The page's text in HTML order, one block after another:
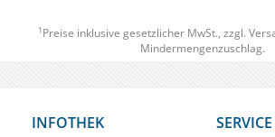
1 Preise inklusive gesetzlicher MwSt., zzgl.
Mindermengenzuschlag.
INFOTHEK SERVICE